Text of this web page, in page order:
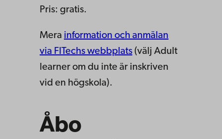
Pris: gratis.
Mera information och anmälan
via FITechs webbplats (välj Adult
learner om du inte är inskriven
vid en högskola).
Åbo